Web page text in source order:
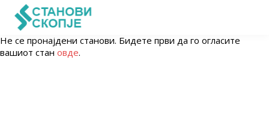
Не се пронајдени станови. Бидете први да го огласите
вашиот стан овде.